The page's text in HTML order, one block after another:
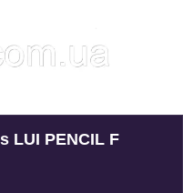
LUI PENCIL F